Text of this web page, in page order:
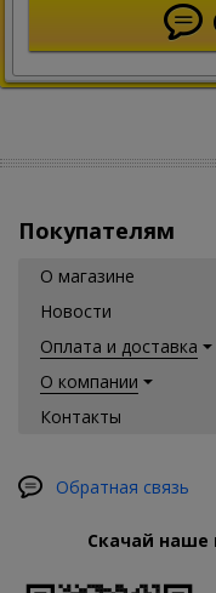
Покупателям
О магазине
Новости
Оплата и доставка
О компании
Контакты
Обратная связь
Скачай наше